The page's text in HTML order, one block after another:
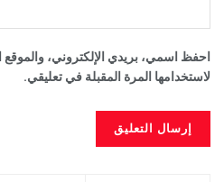
احفظ اسمي، بريدي الإلكتروني، والموقع
لاستخدامها المرة المقبلة في تعليقي.